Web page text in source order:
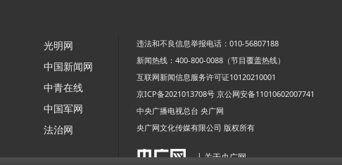
光明网
中国新闻网
中青在线
中国军网
法治网
违法和不良信息举报电话：010-56807188
新闻热线：400-800-0088（节目覆盖热线）
互联网新闻信息服务许可证10120210001
京ICP备2021013708号 京公网安备11010602007741
中央广播电视总台 央广网
央广网文化传媒有限公司 版权所有
| 关于央广网